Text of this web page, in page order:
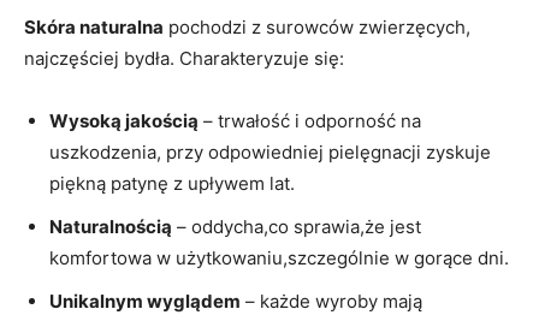
Skóra naturalna pochodzi z‍ surowców⁢ zwierzęcych,
najczęściej bydła. Charakteryzuje się:
Wysoką jakością – trwałość i odporność na
uszkodzenia, przy odpowiedniej pielęgnacji⁣ zyskuje‌
piękną patynę z upływem lat.
Naturalnością ‍– oddycha,co sprawia,że jest
komfortowa w użytkowaniu,szczególnie w gorące ‌dni.
Unikalnym wyglądem – każde wyroby mają